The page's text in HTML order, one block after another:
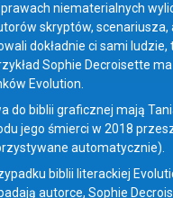
niematerialnych
skryptów,
dokładnie ci sami
Sophie Decroisette
Evolution.
do biblii graficznej mają
jego śmierci w 2018
automatycznie).
biblii literackiej
autorce, Sophie